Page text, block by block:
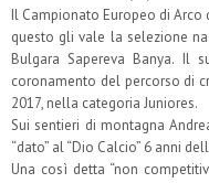
Il Campionato Europeo di
questo gli vale la selezione
Bulgara Sapereva Banya.
coronamento del percorso di
2017, nella categoria Juniores.
Sui sentieri di montagna
“dato” al “Dio Calcio” 6 anni
Una così detta “non